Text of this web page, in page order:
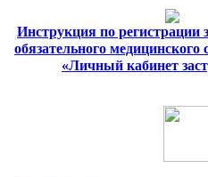
Инструкция по регистрации
обязательного
«Личный кабинет